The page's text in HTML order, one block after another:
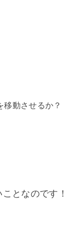
移動させるか？
となのです！